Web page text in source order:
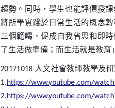
趨勢。同時，學生也能評價授
將所學實踐於日常生活的概念
三個範疇，促成自我省思和即
了生活做準備；而生活就是教
20171018 人文社會教師教學及
1. https://www.youtube.com/
2. https://www.youtube.com/